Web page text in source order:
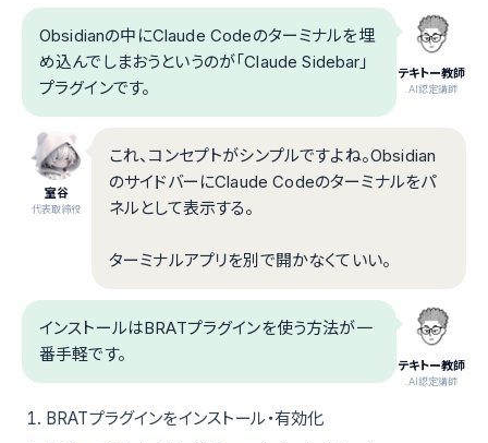
テキトー教師
.AI認定講師
Obsidianの中にClaude Codeのターミナルを埋
め込んでしまおうというのが「Claude Sidebar」
プラグインです。
室谷
代表取締役
これ、コンセプトがシンプルですよね。Obsidian
のサイドバーにClaude Codeのターミナルをパ
ネルとして表示する。
ターミナルアプリを別で開かなくていい。
テキトー教師
.AI認定講師
インストールはBRATプラグインを使う方法が一
番手軽です。
BRATプラグインをインストール・有効化